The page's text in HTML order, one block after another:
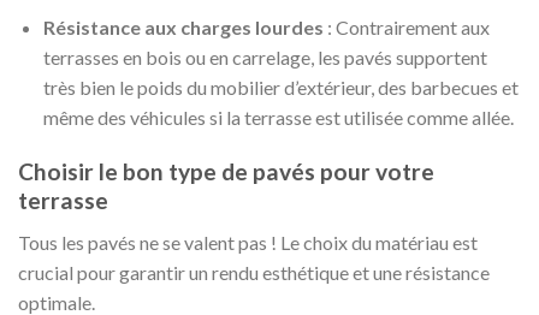
Résistance aux charges lourdes : Contrairement aux
terrasses en bois ou en carrelage, les pavés supportent
très bien le poids du mobilier d’extérieur, des barbecues et
même des véhicules si la terrasse est utilisée comme allée.
Choisir le bon type de pavés pour votre
terrasse
Tous les pavés ne se valent pas ! Le choix du matériau est
crucial pour garantir un rendu esthétique et une résistance
optimale.